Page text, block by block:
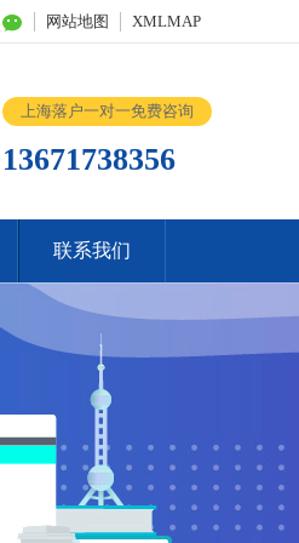
网站地图 XMLMAP
上海落户一对一免费咨询
13671738356
联系我们